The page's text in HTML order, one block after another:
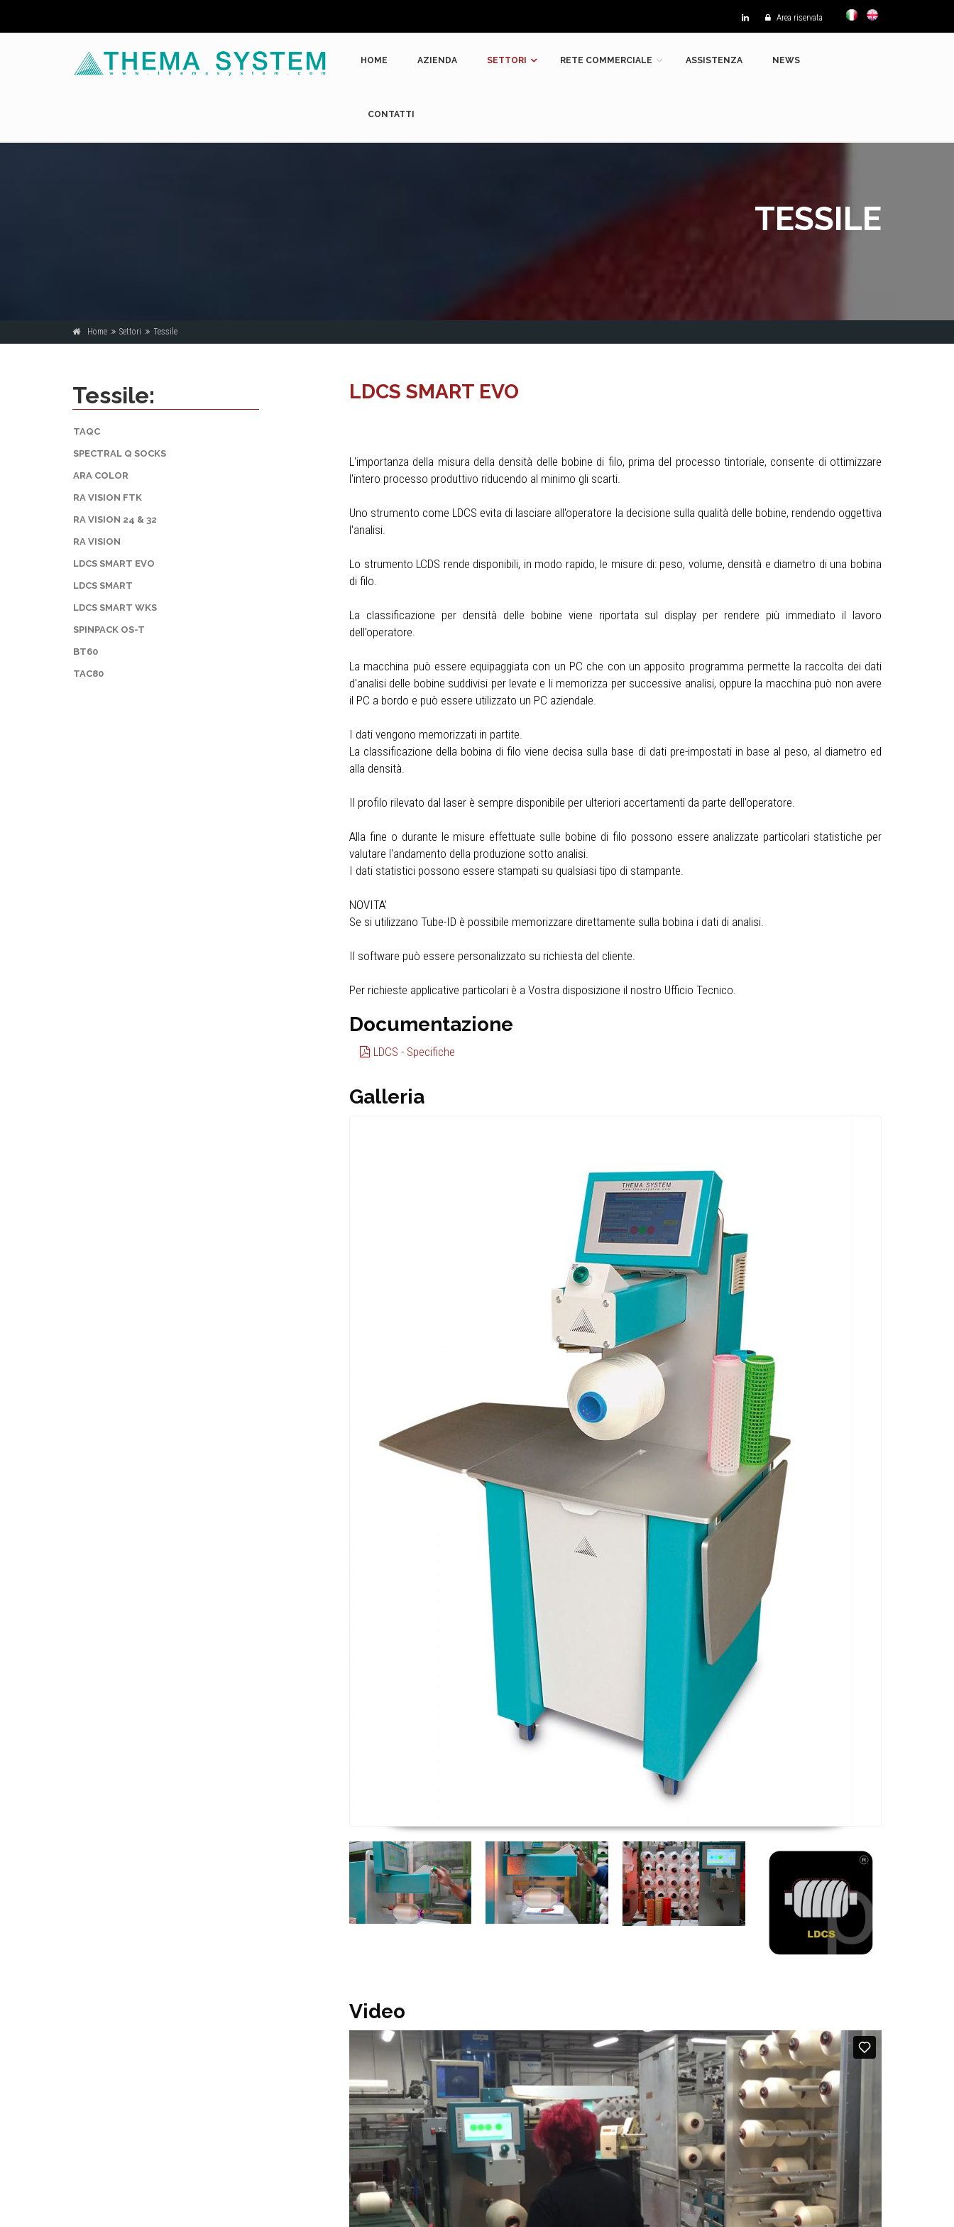
Area riservata
HOME AZIENDA SETTORI RETE COMMERCIALE ASSISTENZA NEWS
CONTATTI
TESSILE
Home Settori Tessile
LDCS SMART EVO
L'importanza della misura della densità delle bobine di filo, prima del processo tintoriale, consente di ottimizzare
l'intero processo produttivo riducendo al minimo gli scarti.
Uno strumento come LDCS evita di lasciare all'operatore la decisione sulla qualità delle bobine, rendendo oggettiva
l'analisi.
Lo strumento LCDS rende disponibili, in modo rapido, le misure di: peso, volume, densità e diametro di una bobina
di filo.
La classificazione per densità delle bobine viene riportata sul display per rendere più immediato il lavoro
dell'operatore.
La macchina può essere equipaggiata con un PC che con un apposito programma permette la raccolta dei dati
d'analisi delle bobine suddivisi per levate e li memorizza per successive analisi, oppure la macchina può non avere
il PC a bordo e può essere utilizzato un PC aziendale.
I dati vengono memorizzati in partite.
La classificazione della bobina di filo viene decisa sulla base di dati pre-impostati in base al peso, al diametro ed
alla densità.
Il profilo rilevato dal laser è sempre disponibile per ulteriori accertamenti da parte dell'operatore.
Alla fine o durante le misure effettuate sulle bobine di filo possono essere analizzate particolari statistiche per
valutare l'andamento della produzione sotto analisi.
I dati statistici possono essere stampati su qualsiasi tipo di stampante.
NOVITA'
Se si utilizzano Tube-ID è possibile memorizzare direttamente sulla bobina i dati di analisi.
Il software può essere personalizzato su richiesta del cliente.
Per richieste applicative particolari è a Vostra disposizione il nostro Ufficio Tecnico.
Documentazione
LDCS - Specifiche
Galleria
Video
Tessile:
TAQC
SPECTRAL Q SOCKS
ARA COLOR
RA VISION FTK
RA VISION 24 & 32
RA VISION
LDCS SMART EVO
LDCS SMART
LDCS SMART WKS
SPINPACK OS-T
BT60
TAC80